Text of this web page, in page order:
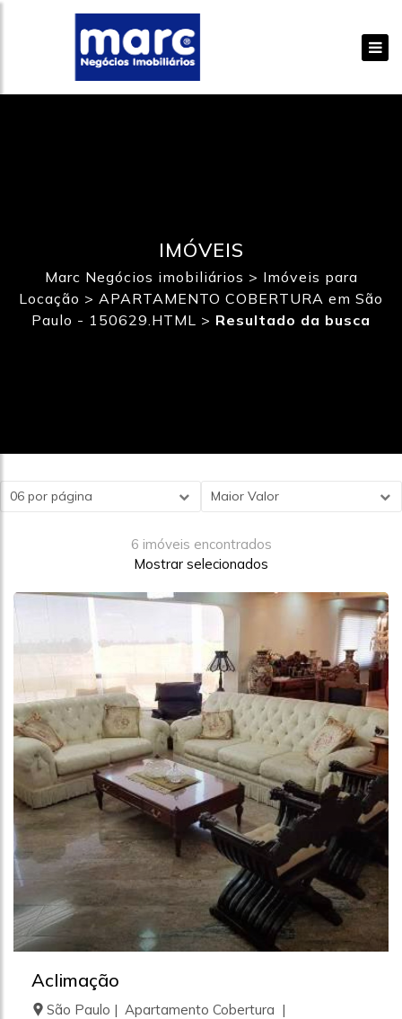
IMÓVEIS
Marc Negócios imobiliários > Imóveis para
Locação > APARTAMENTO COBERTURA em São
Paulo - 150629.HTML > Resultado da busca
Maior Valor
06 por página
6 imóveis encontrados
Mostrar selecionados
Aclimação
São Paulo | Apartamento Cobertura |